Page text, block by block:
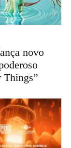
novo
Things”